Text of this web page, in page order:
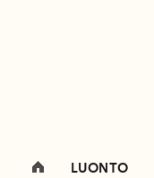
LUONTO